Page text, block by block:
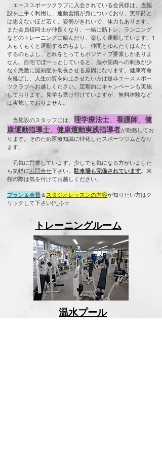
エーススポーツクラブに入会されている会員様は、当施
設を上手く利用し、運動習慣が身についており、実年齢と
は思えないほど若く、姿勢がきれいで、体力もあります。
また会員様同士が仲良くなり、一緒に筋トレ、ランニング
などのトレーニングに励んだり、楽しく運動しています。1
人もくもくと運動するのもよし、仲間とゆんたくはんたく
するのもよし、どれをとってもポジティブ要素しかありま
せん。自宅でぼーっとしていると、脳や筋肉への刺激が少
なく急激に認知症を助長させる原因になります。健康寿命
を延ばし、人生の質を向上させたい方は是非エーススポー
ツクラブへお越しください。定期的にキャンペーンも実施
しております。見学も受け付けていますが、無料体験など
は実施しておりません。
当施設のスタッフには、 理学療法士、 看護師、 健
康運動指導士、 健康運動実践指導者が勤務してお
ります。そのため医療知識に特化したスポーツジムとなり
ます。
元気に営業しています。少しでも気になる方がいました
ら気軽にお問合せ下さい。 駐車場も完備されています。来
館の際は気を付けてお越しください。
プラン＆会費＆ スタジオレッスンの内容が知りたい方はク
リックして下さい(^_-)-☆​
​トレーニングルーム
​温水プール